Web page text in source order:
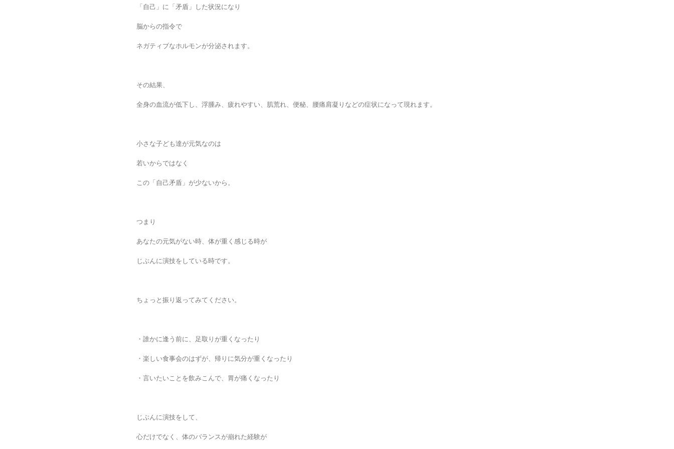
「自己」に「矛盾」した状況になり
脳からの指令で
ネガティブなホルモンが分泌されます。
その結果、
全身の血流が低下し、浮腫み、疲れやすい、肌荒れ、便秘、腰痛肩凝りなどの症状になって現れます。
小さな子ども達が元気なのは
若いからではなく
この「自己矛盾」が少ないから。
つまり
あなたの元気がない時、体が重く感じる時が
じぶんに演技をしている時です。
ちょっと振り返ってみてください。
・誰かに逢う前に、足取りが重くなったり
・楽しい食事会のはずが、帰りに気分が重くなったり
・言いたいことを飲みこんで、胃が痛くなったり
じぶんに演技をして、
心だけでなく、体のバランスが崩れた経験が